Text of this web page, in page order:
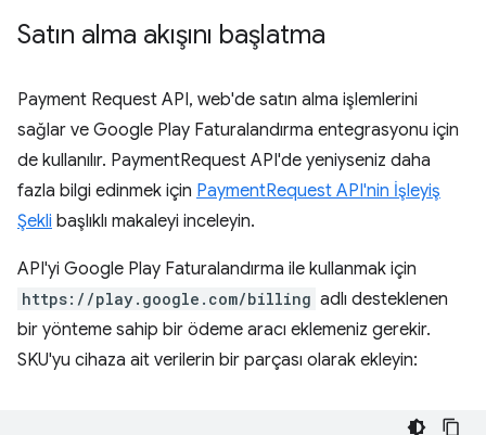
Satın alma akışını başlatma
Payment Request API, web'de satın alma işlemlerini
sağlar ve Google Play Faturalandırma entegrasyonu için
de kullanılır. PaymentRequest API'de yeniyseniz daha
fazla bilgi edinmek için PaymentRequest API'nin İşleyiş
Şekli başlıklı makaleyi inceleyin.
API'yi Google Play Faturalandırma ile kullanmak için
https://play.google.com/billing adlı desteklenen
bir yönteme sahip bir ödeme aracı eklemeniz gerekir.
SKU'yu cihaza ait verilerin bir parçası olarak ekleyin: